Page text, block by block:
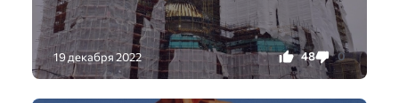
19 декабря 2022 48 0